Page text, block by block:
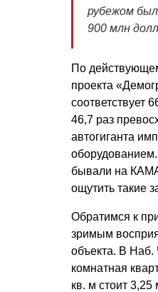
рубежом
900 млн
По
проекта
соответствует
46,7 раз
автогиганта
бывали на
ощутить такие
Обратимся к
зримым
объекта. В Наб.
комнатная
кв. м стоит 3,25